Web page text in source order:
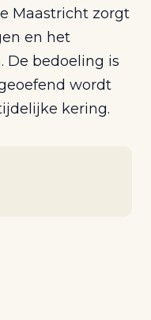
Maastricht zorgt
en het
De bedoeling is
wordt
kering.